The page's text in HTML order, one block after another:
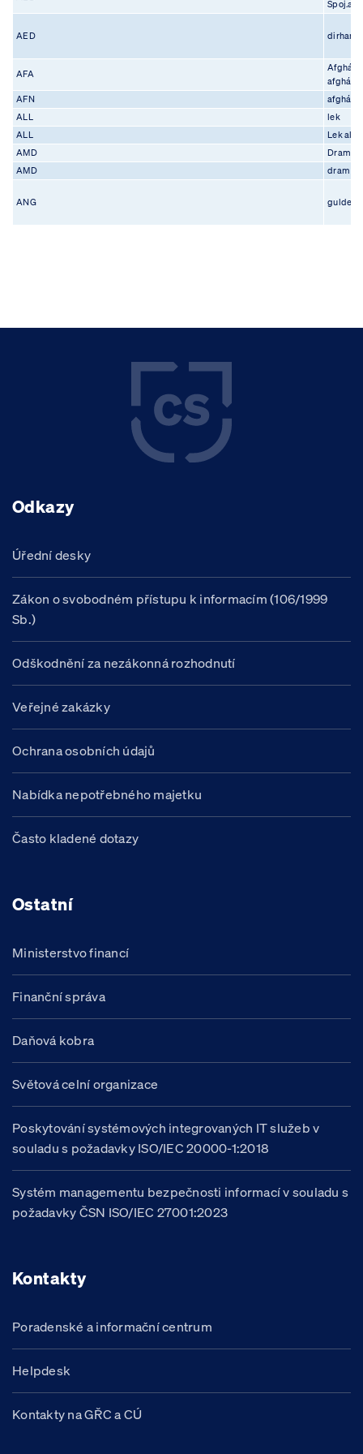
AED dirham
AFA
Afghán
AFN
afghání
ALL
lek
ALL
Lek
AMD
Dram
AMD
dram
ANG gulden
Odkazy
Úřední desky
Zákon o svobodném přístupu k informacím (106/1999
Sb.)
Odškodnění za nezákonná rozhodnutí
Veřejné zakázky
Ochrana osobních údajů
Nabídka nepotřebného majetku
Často kladené dotazy
Ostatní
Ministerstvo financí
Finanční správa
Daňová kobra
Světová celní organizace
Poskytování systémových integrovaných IT služeb v
souladu s požadavky ISO/IEC 20000-1:2018
Systém managementu bezpečnosti informací v souladu s
požadavky ČSN ISO/IEC 27001:2023
Kontakty
Poradenské a informační centrum
Helpdesk
Kontakty na GŘC a CÚ